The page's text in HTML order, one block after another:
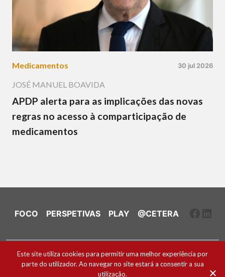
Medicamentos 30 jul 2026
JOSÉ MANUEL BOAVIDA
APDP alerta para as implicações das novas
regras no acesso à comparticipação de
medicamentos
FOCO PERSPETIVAS PLAY @CETERA
Ficha Técnica e Estatuto Editorial
Política de Cookies
Este site utiliza cookies para permitir uma melhor experiência por
parte do utilizador. Ao navegar no site estará a consentir a sua
utilização.